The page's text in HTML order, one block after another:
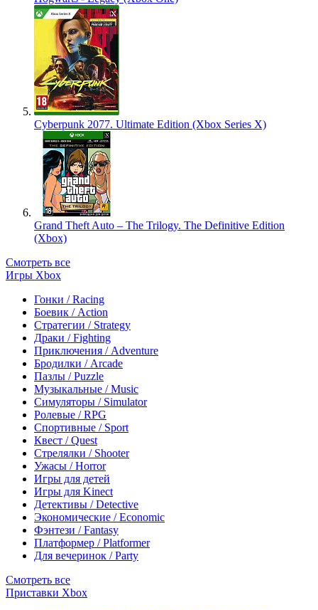
Cyberpunk 2077. Ultimate Edition (Xbox Series X)
Grand Theft Auto – The Trilogy. The Definitive Edition
(Xbox)
Смотреть все
Игры Xbox
Гонки / Racing
Боевик / Action
Стратегии / Strategy
Драки / Fighting
Приключения / Adventure
Бродилки / Arcade
Пазлы / Puzzle
Музыкальные / Music
Симуляторы / Simulator
Ролевые / RPG
Спортивные / Sport
Квест / Quest
Стрелялки / Shooter
Ужасы / Horror
Игры для детей
Игры для Kinect
Детективы / Detective
Экономические / Economic
Фэнтези / Fantasy
Платформер / Platformer
Для вечеринок / Party
Смотреть все
Приставки Xbox